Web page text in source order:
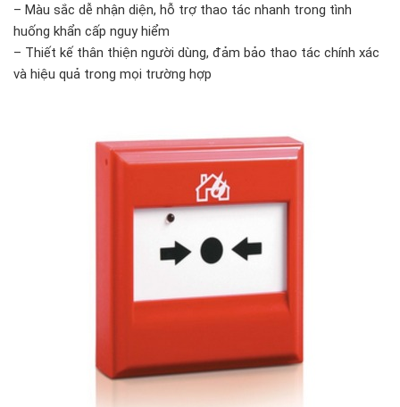
– Màu sắc dễ nhận diện, hỗ trợ thao tác nhanh trong tình
huống khẩn cấp nguy hiểm
– Thiết kế thân thiện người dùng, đảm bảo thao tác chính xác
và hiệu quả trong mọi trường hợp